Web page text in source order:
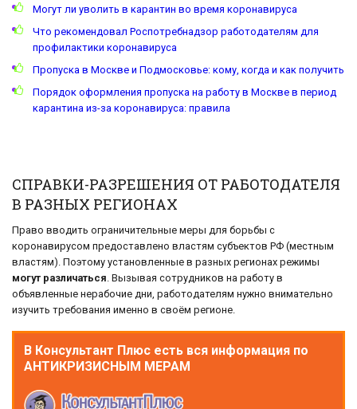
Могут ли уволить в карантин во время коронавируса
Что рекомендовал Роспотребнадзор работодателям для
профилактики коронавируса
Пропуска в Москве и Подмосковье: кому, когда и как получить
Порядок оформления пропуска на работу в Москве в период
карантина из-за коронавируса: правила
СПРАВКИ-РАЗРЕШЕНИЯ ОТ РАБОТОДАТЕЛЯ
В РАЗНЫХ РЕГИОНАХ
Право вводить ограничительные меры для борьбы с
коронавирусом предоставлено властям субъектов РФ (местным
властям). Поэтому установленные в разных регионах режимы
могут различаться. Вызывая сотрудников на работу в
объявленные нерабочие дни, работодателям нужно внимательно
изучить требования именно в своём регионе.
В Консультант Плюс есть вся информация по
АНТИКРИЗИСНЫМ МЕРАМ